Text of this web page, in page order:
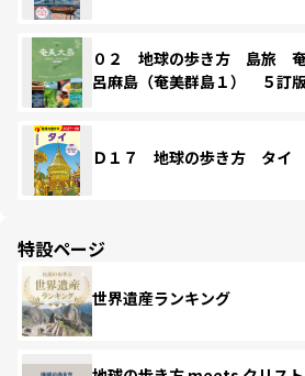
０２ 地球の歩き方 島旅
呂麻島（奄美群島１） ５訂版
Ｄ１７ 地球の歩き方 タイ
特設ページ
世界遺産ランキング